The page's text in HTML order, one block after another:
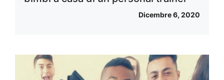
Dicembre 6, 2020